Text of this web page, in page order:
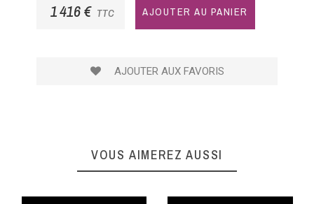
1 416 € TTC AJOUTER AU PANIER
AJOUTER AUX FAVORIS
VOUS AIMEREZ AUSSI